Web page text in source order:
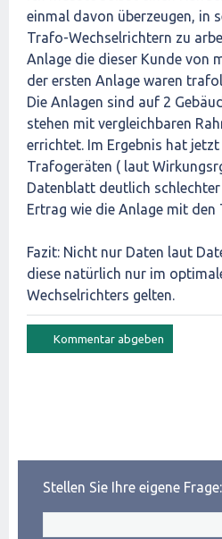
einmal davon überzeugen, in
Trafo-Wechselrichtern zu
Anlage die dieser Kunde von
der ersten Anlage waren
Die Anlagen sind auf 2
stehen mit vergleichbaren
errichtet. Im Ergebnis hat
Trafogeräten ( laut
Datenblatt deutlich
Ertrag wie die Anlage mit den
Fazit: Nicht nur Daten laut
diese natürlich nur im
Wechselrichters gelten.
Stellen Sie Ihre eigene Frage: